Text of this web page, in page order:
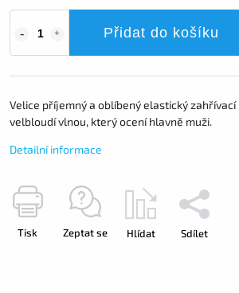
Přidat do košíku
Velice příjemný a oblíbený elastický zahřívací
velbloudí vlnou, který ocení hlavně muži.
Detailní informace
Tisk Zeptat se Hlídat Sdílet